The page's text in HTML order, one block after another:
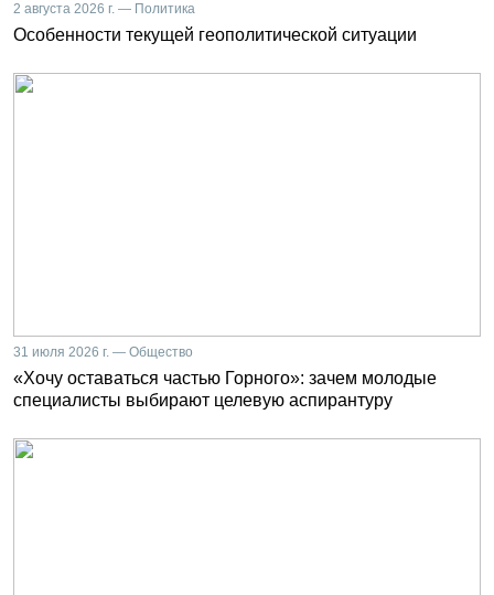
2 августа 2026 г. — Политика
Особенности текущей геополитической ситуации
31 июля 2026 г. — Общество
«Хочу оставаться частью Горного»: зачем молодые
специалисты выбирают целевую аспирантуру